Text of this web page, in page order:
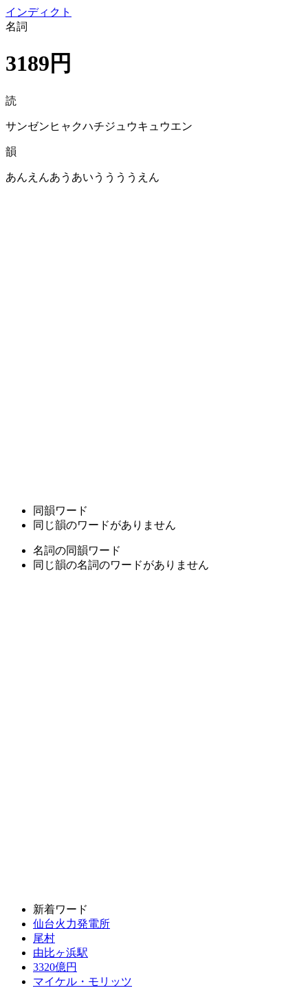
インディクト
名詞
3189円
読
サンゼンヒャクハチジュウキュウエン
韻
あんえんあうあいううううえん
同韻ワード
同じ韻のワードがありません
名詞の同韻ワード
同じ韻の名詞のワードがありません
新着ワード
仙台火力発電所
尾村
由比ヶ浜駅
3320億円
マイケル・モリッツ